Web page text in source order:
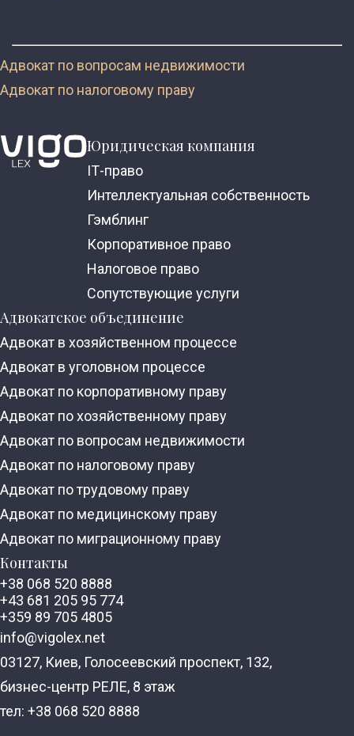
Адвокат по вопросам недвижимости
Адвокат по налоговому праву
Юридическая компания
ІТ-право
Интеллектуальная собственность
Гэмблинг
Корпоративное право
Налоговое право
Сопутствующие услуги
Адвокатское объединение
Адвокат в хозяйственном процессе
Адвокат в уголовном процессе
Адвокат по корпоративному праву
Адвокат по хозяйственному праву
Адвокат по вопросам недвижимости
Адвокат по налоговому праву
Адвокат по трудовому праву
Адвокат по медицинскому праву
Адвокат по миграционному праву
Контакты
+38 068 520 8888
+43 681 205 95 774
+359 89 705 4805
info@vigolex.net
03127, Киев, Голосеевский проспект, 132,
бизнес-центр РЕЛЕ, 8 этаж
тел: +38 068 520 8888